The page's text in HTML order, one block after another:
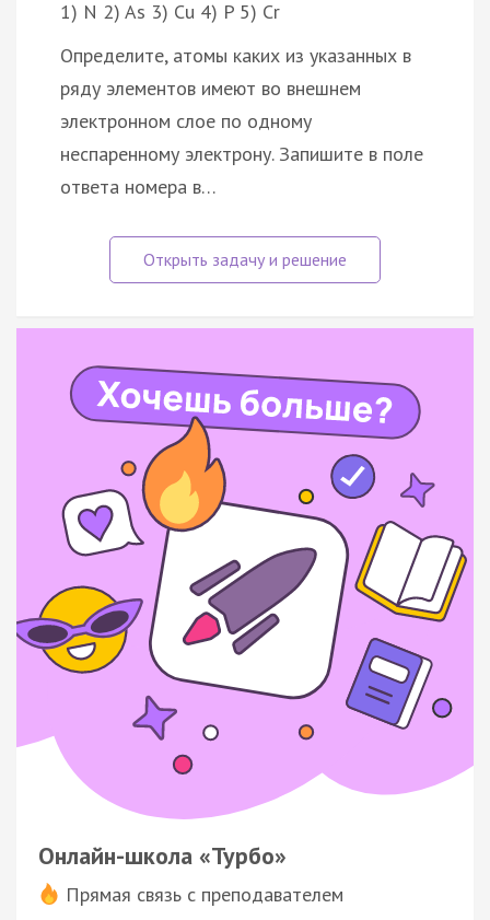
1) N 2) As 3) Cu 4) P 5) Cr
Определите, атомы каких из указанных в
ряду элементов имеют во внешнем
электронном слое по одному
неспаренному электрону. Запишите в поле
ответа номера в…
Онлайн-школа «Турбо»
Прямая связь с преподавателем